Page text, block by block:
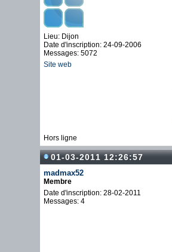
Lieu: Dijon
Date d'inscription: 24-09-2006
Messages: 5072
Site web
Hors ligne
01-03-2011 12:26:57
madmax52
Membre
Date d'inscription: 28-02-2011
Messages: 4